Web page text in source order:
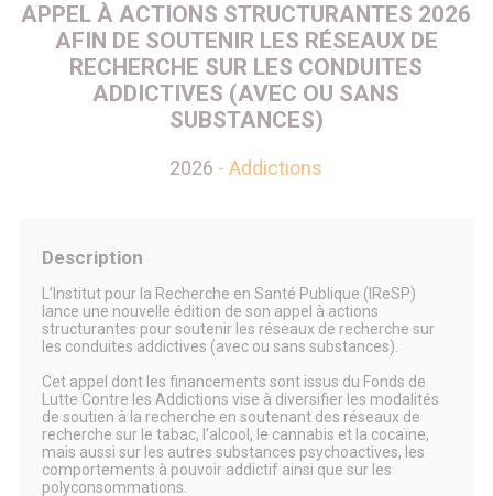
APPEL À ACTIONS STRUCTURANTES 2026
AFIN DE SOUTENIR LES RÉSEAUX DE
RECHERCHE SUR LES CONDUITES
ADDICTIVES (AVEC OU SANS
SUBSTANCES)
2026 - Addictions
Description
L’Institut pour la Recherche en Santé Publique (IReSP)
lance une nouvelle édition de son appel à actions
structurantes pour soutenir les réseaux de recherche sur
les conduites addictives (avec ou sans substances).
Cet appel dont les financements sont issus du Fonds de
Lutte Contre les Addictions vise à diversifier les modalités
de soutien à la recherche en soutenant des réseaux de
recherche sur le tabac, l’alcool, le cannabis et la cocaïne,
mais aussi sur les autres substances psychoactives, les
comportements à pouvoir addictif ainsi que sur les
polyconsommations.